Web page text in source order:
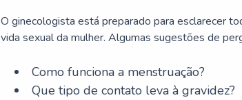
O ginecologista está preparado para esclarecer
vida sexual da mulher. Algumas sugestões de
Como funciona a menstruação?
Que tipo de contato leva à gravidez?